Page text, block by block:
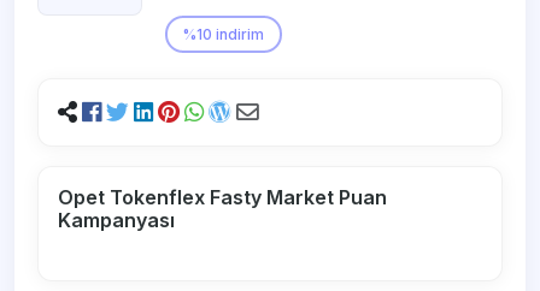
%10 indirim
Opet Tokenflex Fasty Market Puan
Kampanyası